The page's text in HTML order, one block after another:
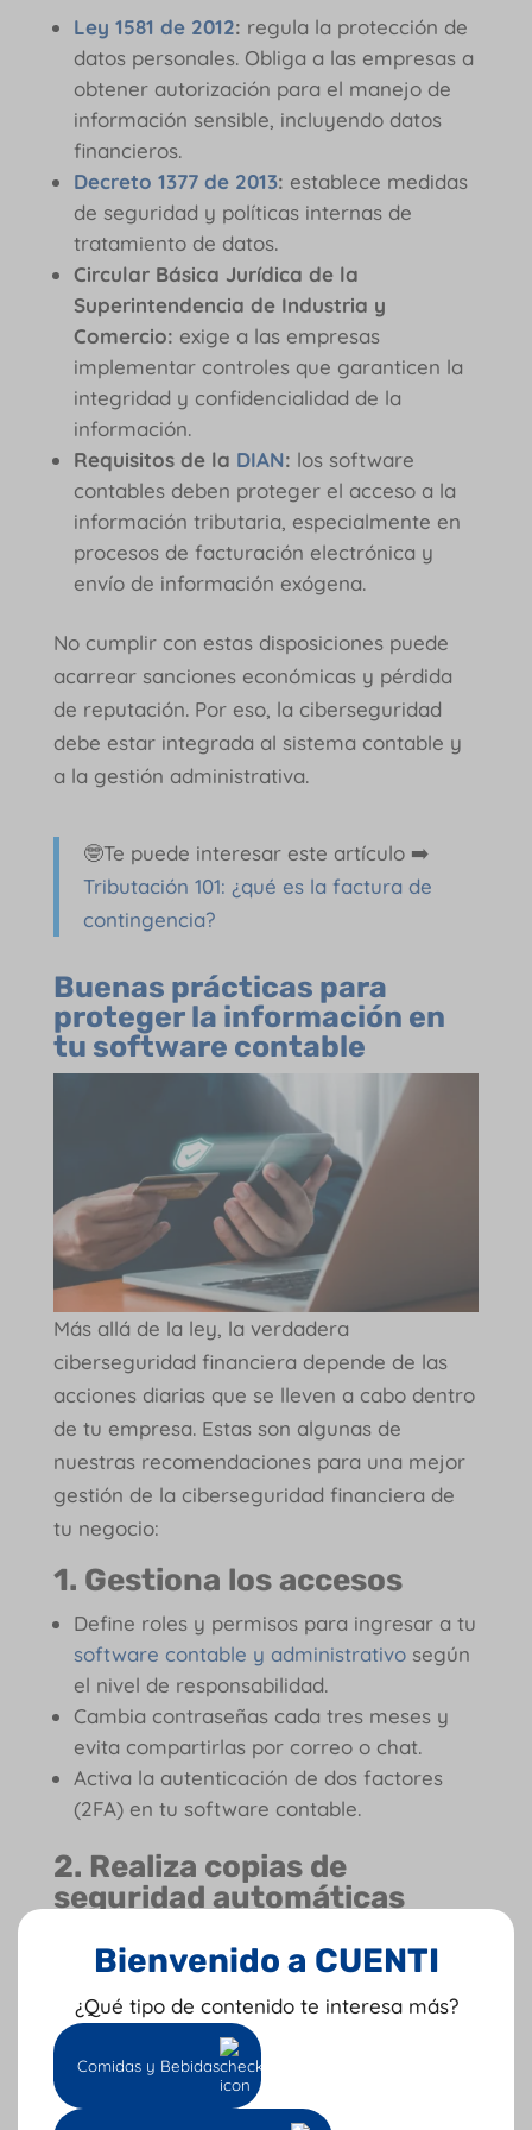
Ley 1581 de 2012: regula la protección de
datos personales. Obliga a las empresas a
obtener autorización para el manejo de
información sensible, incluyendo datos
financieros.
Decreto 1377 de 2013: establece medidas
de seguridad y políticas internas de
tratamiento de datos.
Circular Básica Jurídica de la
Superintendencia de Industria y
Comercio: exige a las empresas
implementar controles que garanticen la
integridad y confidencialidad de la
información.
Requisitos de la DIAN: los software
contables deben proteger el acceso a la
información tributaria, especialmente en
procesos de facturación electrónica y
envío de información exógena.
No cumplir con estas disposiciones puede
acarrear sanciones económicas y pérdida
de reputación. Por eso, la ciberseguridad
debe estar integrada al sistema contable y
a la gestión administrativa.
🤓Te puede interesar este artículo ➡️
Tributación 101: ¿qué es la factura de
contingencia?
Buenas prácticas para
proteger la información en
tu software contable
Más allá de la ley, la verdadera
ciberseguridad financiera depende de las
acciones diarias que se lleven a cabo dentro
de tu empresa. Estas son algunas de
nuestras recomendaciones para una mejor
gestión de la ciberseguridad financiera de
tu negocio:
1. Gestiona los accesos
Define roles y permisos para ingresar a tu
software contable y administrativosegún
el nivel de responsabilidad.
Cambia contraseñas cada tres meses y
evita compartirlas por correo o chat.
Activa la autenticación de dos factores
(2FA) en tu software contable.
2. Realiza copias de
seguridad automáticas
Guarda tus respaldos en la nube o en
servidores cifrados, no en dispositivos
locales. Recuerda que con Cuenti puedes
automatizar los respaldos y mantenerlos en
entornos seguros certificados.
Bienvenido a CUENTI
¿Qué tipo de contenido te interesa más?
Comidas y Bebidas